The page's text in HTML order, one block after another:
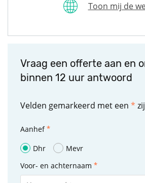
Toon mij de
Vraag een offerte aan en
binnen 12 uur antwoord
Velden gemarkeerd met een *
Aanhef
Dhr
Mevr
Voor- en achternaam